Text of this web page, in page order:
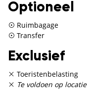
Optioneel
Ruimbagage
Transfer
Exclusief
Toeristenbelasting
Te voldoen op locatie